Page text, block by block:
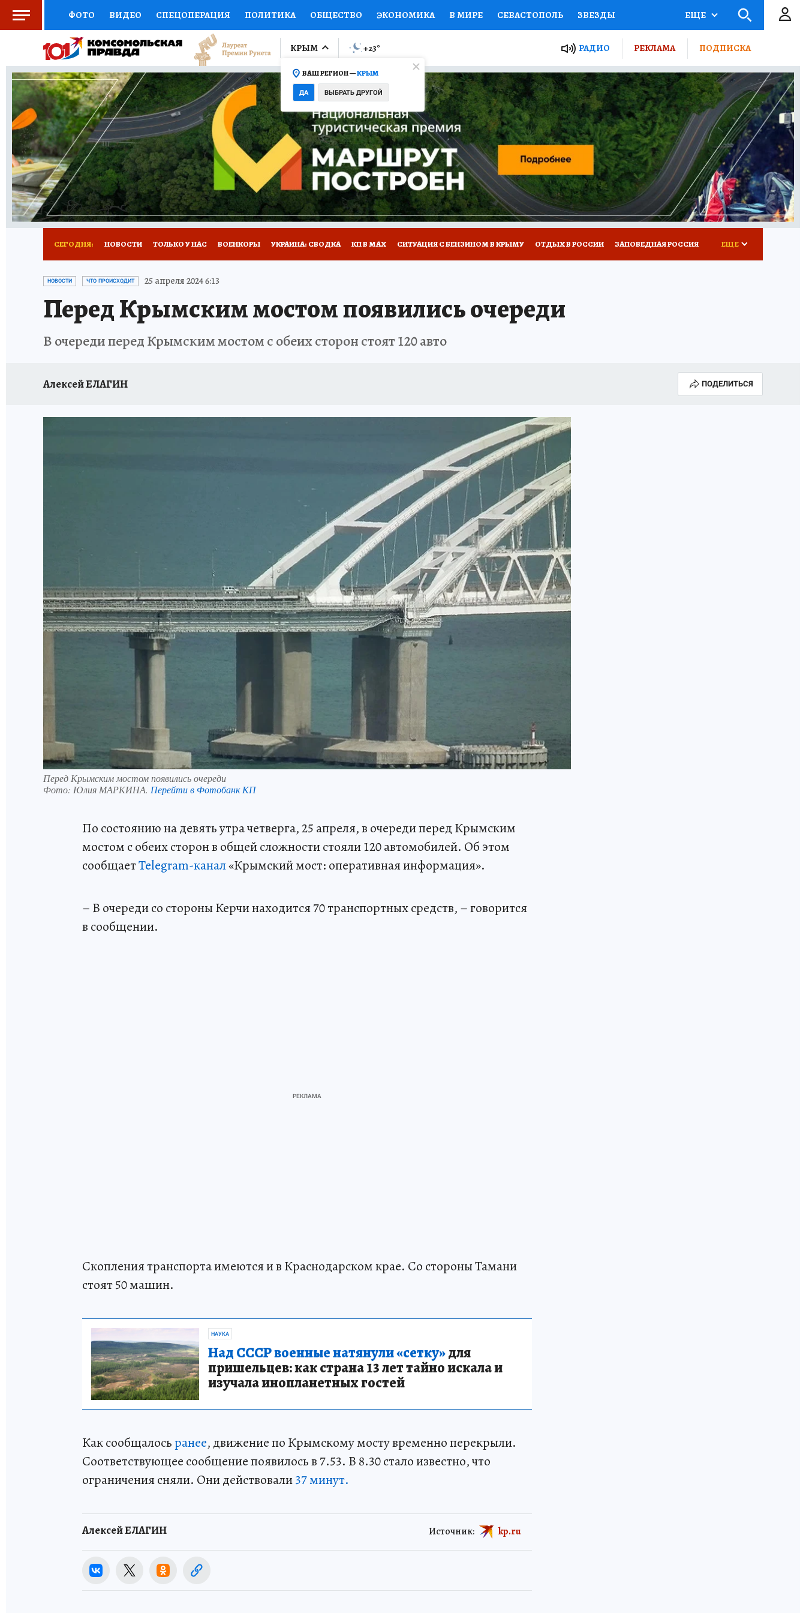
ФОТО ВИДЕО СПЕЦОПЕРАЦИЯ ПОЛИТИКА ОБЩЕСТВО ЭКОНОМИКА В МИРЕ СЕВАСТОПОЛЬ ЗВЕЗДЫ
ЗДОРОВЬЕ СОЦПОДДЕРЖКА НАУКА СПОРТ КОЛУМНИСТЫ НАЦИОНАЛЬНЫЕ ПРОЕКТЫ РОССИИ
ВЫБОР ЭКСПЕРТОВ ДОКТОР ФИНАНСЫ ОТКРЫВАЕМ МИР СЕМЬЯ ЖЕНСКИЕ СЕКРЕТЫ ПУТЕВОДИТЕЛЬ
КНИЖНАЯ ПОЛКА ПРОГНОЗЫ НА СПОРТ ПРОМОКОДЫ СЕРИАЛЫ СПЕЦПРОЕКТЫ ДЕФИЦИТ ЖЕЛЕЗА ТУРИЗМ
ПРЕСС-ЦЕНТР НЕДВИЖИМОСТЬ ТЕЛЕВИЗОР КОНКУРСЫ РАБОТА У НАС ГИД ПОТРЕБИТЕЛЯ ВСЕ О КП РАДИО КП
КОЛЛЕКЦИИ РЕКЛАМА ТЕСТЫ НОВОЕ НА САЙТЕ
ЕЩЕ
КРЫМ
ВАШ РЕГИОН —КРЫМ
ДА ВЫБРАТЬ ДРУГОЙ
+23° РАДИО РЕКЛАМА ПОДПИСКА
СЕГОДНЯ: НОВОСТИ ТОЛЬКО У НАС ВОЕНКОРЫ УКРАИНА: СВОДКА КП В МАХ СИТУАЦИЯ С БЕНЗИНОМ В КРЫМУ ОТДЫХ В РОССИИ ЗАПОВЕДНАЯ РОССИЯ
СИТУАЦИЯ С МАЗУТОМ В КРЫМУ
ЕЩЕ
НОВОСТИ ЧТО ПРОИСХОДИТ 25 апреля 2024 6:13
Перед Крымским мостом появились очереди
В очереди перед Крымским мостом с обеих сторон стоят 120 авто
Алексей ЕЛАГИН ПОДЕЛИТЬСЯ
Перед Крымским мостом появились очереди
Фото: Юлия МАРКИНА. Перейти в Фотобанк КП
По состоянию на девять утра четверга, 25 апреля, в очереди перед Крымским
мостом с обеих сторон в общей сложности стояли 120 автомобилей. Об этом
сообщаетTelegram-канал«Крымский мост: оперативная информация».
– В очереди со стороны Керчи находится 70 транспортных средств, – говорится
в сообщении.
Скопления транспорта имеются и в Краснодарском крае. Со стороны Тамани
стоят 50 машин.
НАУКА
Над СССР военные натянули «сетку»для
пришельцев: как страна 13 лет тайно искала и
изучала инопланетных гостей
Как сообщалосьранее, движение по Крымскому мосту временно перекрыли.
Соответствующее сообщение появилось в 7.53. В 8.30 стало известно, что
ограничения сняли. Они действовали37 минут.
Алексей ЕЛАГИН Источник: kp.ru